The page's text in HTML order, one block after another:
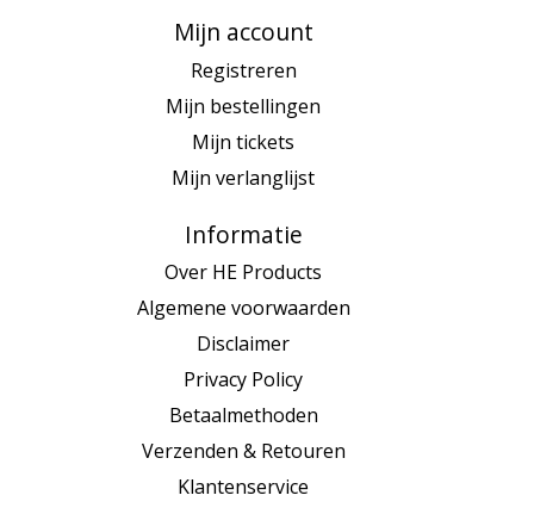
Mijn account
Registreren
Mijn bestellingen
Mijn tickets
Mijn verlanglijst
Informatie
Over HE Products
Algemene voorwaarden
Disclaimer
Privacy Policy
Betaalmethoden
Verzenden & Retouren
Klantenservice